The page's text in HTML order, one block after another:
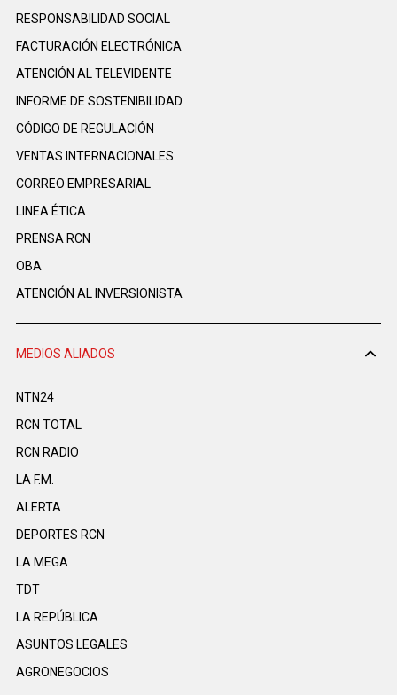
RESPONSABILIDAD SOCIAL
FACTURACIÓN ELECTRÓNICA
ATENCIÓN AL TELEVIDENTE
INFORME DE SOSTENIBILIDAD
CÓDIGO DE REGULACIÓN
VENTAS INTERNACIONALES
CORREO EMPRESARIAL
LINEA ÉTICA
PRENSA RCN
OBA
ATENCIÓN AL INVERSIONISTA
MEDIOS ALIADOS
NTN24
RCN TOTAL
RCN RADIO
LA F.M.
ALERTA
DEPORTES RCN
LA MEGA
TDT
LA REPÚBLICA
ASUNTOS LEGALES
AGRONEGOCIOS